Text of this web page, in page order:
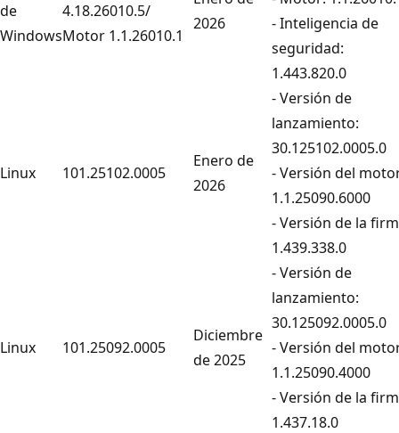
de
Windows
4.18.26010.5/
Motor 1.1.26010.1
2026
- Inteligencia de
seguridad:
1.443.820.0
Linux 101.25102.0005
Enero de
2026
- Versión de
lanzamiento:
30.125102.0005.0
- Versión del
1.1.25090.6000
- Versión de la
1.439.338.0
Linux 101.25092.0005
Diciembre
de 2025
- Versión de
lanzamiento:
30.125092.0005.0
- Versión del
1.1.25090.4000
- Versión de la
1.437.18.0